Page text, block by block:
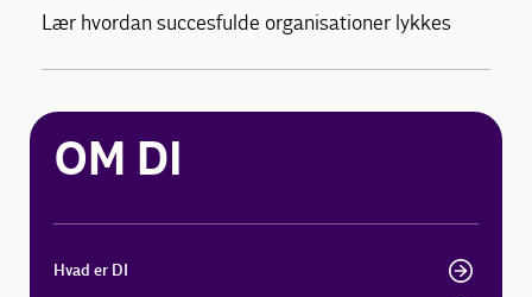
Lær hvordan succesfulde organisationer lykkes
OM DI
Hvad er DI